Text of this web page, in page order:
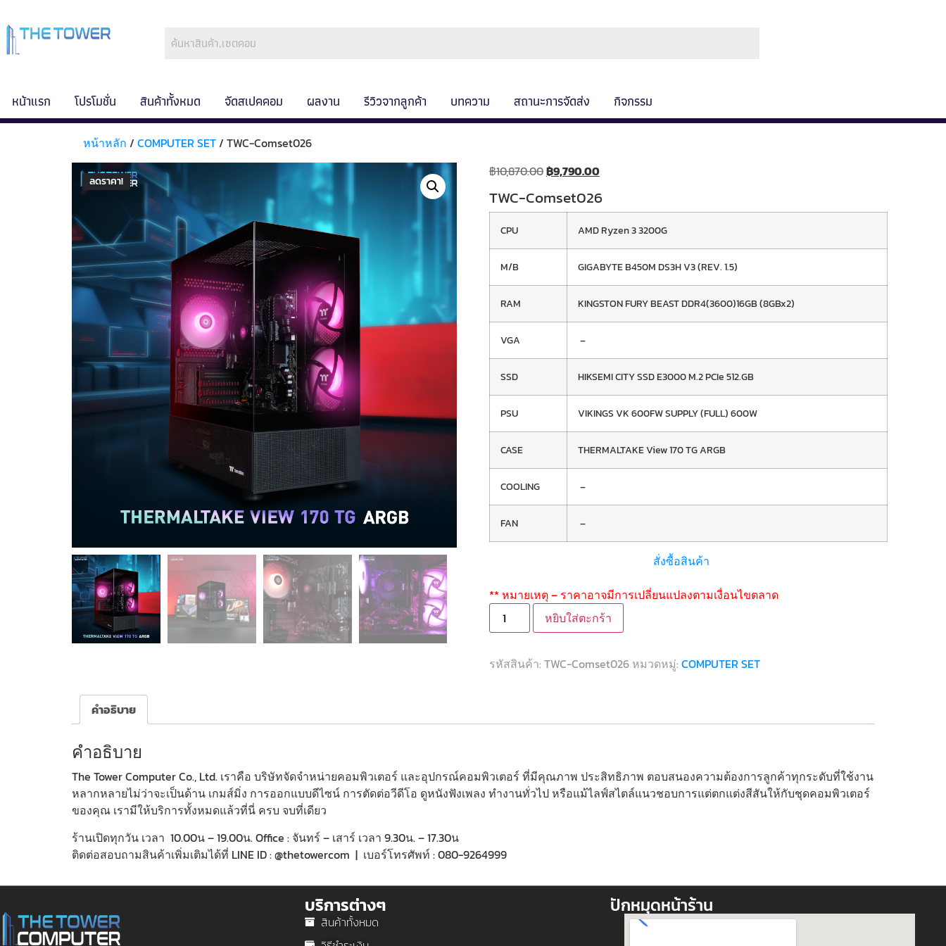
หน้าแรก โปรโมชั่น สินค้าทั้งหมด จัดสเปคคอม ผลงาน รีวิวจากลูกค้า บทความ สถานะการจัดส่ง กิจกรรม
หน้าหลัก / COMPUTER SET/ TWC-Comset026
ลดราคา!
฿10,870.00฿9,790.00
TWC-Comset026
CPU AMD Ryzen 3 3200G
M/B GIGABYTE B450M DS3H V3 (REV. 1.5)
RAM KINGSTON FURY BEAST DDR4(3600)16GB (8GBx2)
VGA –
SSD HIKSEMI CITY SSD E3000 M.2 PCIe 512.GB
PSU VIKINGS VK 600FW SUPPLY (FULL) 600W
CASE THERMALTAKE View 170 TG ARGB
COOLING –
FAN –
สั่งซื้อสินค้า
** หมายเหตุ – ราคาอาจมีการเปลี่ยนแปลงตามเงื่อนไขตลาด
หยิบใส่ตะกร้า
รหัสสินค้า: TWC-Comset026 หมวดหมู่: COMPUTER SET
คำอธิบาย
คำอธิบาย
The Tower Computer Co., Ltd. เราคือ บริษัทจัดจำหน่ายคอมพิวเตอร์ และอุปกรณ์คอมพิวเตอร์ ที่มีคุณภาพ ประสิทธิภาพ ตอบสนองความต้องการลูกค้าทุกระดับที่ใช้งาน
หลากหลายไม่ว่าจะเป็นด้าน เกมส์มิ่ง การออกแบบดีไซน์ การตัดต่อวีดีโอ ดูหนังฟังเพลง ทำงานทั่วไป หรือแม้ไลฟ์สไตล์แนวชอบการแต่ตกแต่งสีสันให้กับชุดคอมพิวเตอร์
ของคุณ เรามีให้บริการทั้งหมดแล้วที่นี่ ครบ จบที่เดียว
ร้านเปิดทุกวัน เวลา 10.00น – 19.00น. Office : จันทร์ – เสาร์ เวลา 9.30น. – 17.30น
ติดต่อสอบถามสินค้าเพิ่มเติมได้ที่ LINE ID : @thetowercom | เบอร์โทรศัพท์ : 080-9264999
บริการต่างๆ
สินค้าทั้งหมด
ปักหมุดหน้าร้าน